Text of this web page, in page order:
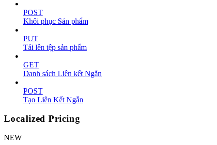
POST
Khôi phục Sản phẩm
PUT
Tải lên tệp sản phẩm
GET
Danh sách Liên kết Ngắn
POST
Tạo Liên Kết Ngắn
Localized Pricing
NEW